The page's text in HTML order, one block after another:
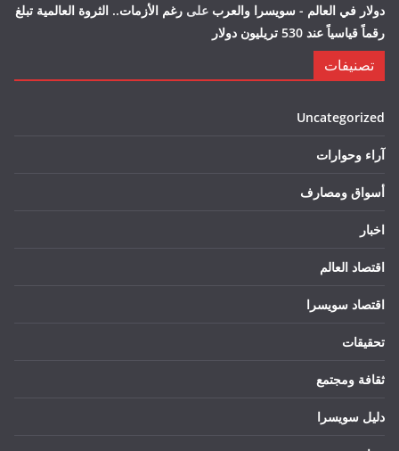
دولار في العالم - سويسرا والعرب على رغم الأزمات.. الثروة العالمية تبلغ
رقماً قياسياً عند 530 تريليون دولار
تصنيفات
Uncategorized
آراء وحوارات
أسواق ومصارف
اخبار
اقتصاد العالم
اقتصاد سويسرا
تحقيقات
ثقافة ومجتمع
دليل سويسرا